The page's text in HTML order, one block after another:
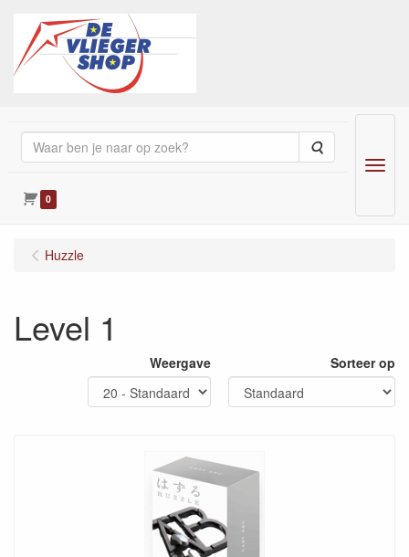
Zoeken
0
Menu
Huzzle
Level 1
Weergave Sorteer op